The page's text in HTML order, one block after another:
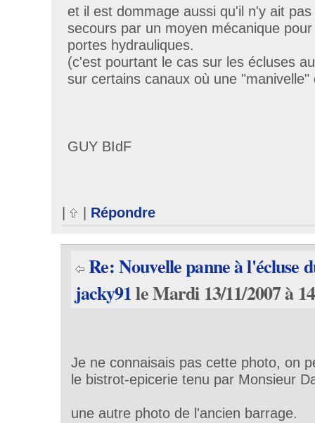
et il est dommage aussi qu'il n'y ait
secours par un moyen mécanique
portes hydrauliques.
(c'est pourtant le cas sur les écluses
sur certains canaux où une
GUY BIdF
| | Répondre
Re: Nouvelle panne à l'écluse
jacky91le Mardi 13/11/2007 à
Je ne connaisais pas cette photo, on
le bistrot-epicerie tenu par Monsieur
une autre photo de l'ancien barrage.